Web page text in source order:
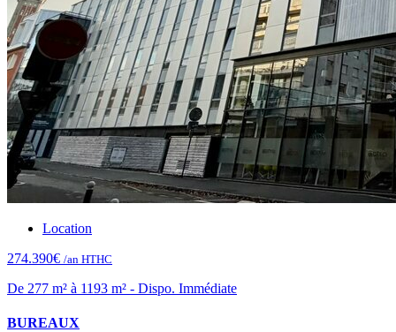
Location
274.390€ /an HTHC
De 277 m² à 1193 m² - Dispo. Immédiate
BUREAUX